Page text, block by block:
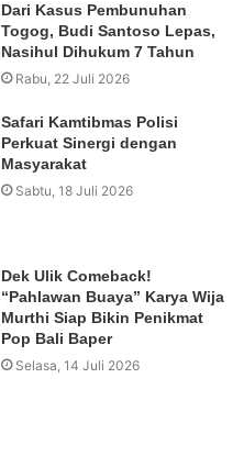
Dari Kasus Pembunuhan
Togog, Budi Santoso Lepas,
Nasihul Dihukum 7 Tahun
Rabu, 22 Juli 2026
Safari Kamtibmas Polisi
Perkuat Sinergi dengan
Masyarakat
Sabtu, 18 Juli 2026
Dek Ulik Comeback!
“Pahlawan Buaya” Karya Wija
Murthi Siap Bikin Penikmat
Pop Bali Baper
Selasa, 14 Juli 2026